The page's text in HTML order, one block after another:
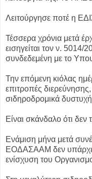
Λειτούργησε ποτέ η
Τέσσερα χρόνια μετά
εισηγείται τον ν.
συνδεδεμένη με το
Την επόμενη κιόλας
επιτροπές διερεύνησης,
σιδηροδρομικά
Είναι σκάνδαλο ότι δεν
Ενάμιση μήνα μετά
ΕΟΔΑΣΑΑΜ δεν υπάρχει.
ενίσχυση του